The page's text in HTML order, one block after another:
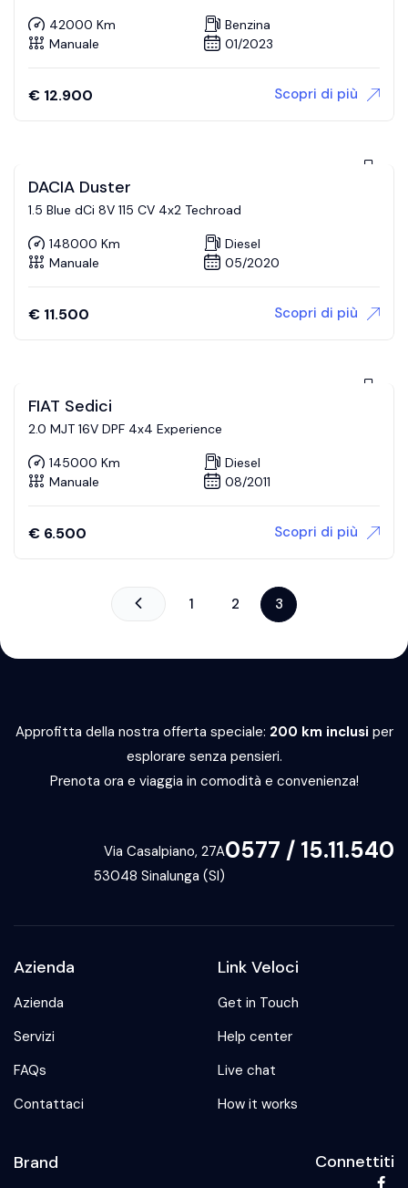
42000 Km
Benzina
Manuale
01/2023
€ 12.900 Scopri di più
DACIA Duster
1.5 Blue dCi 8V 115 CV 4x2 Techroad
148000 Km
Diesel
Manuale
05/2020
€ 11.500 Scopri di più
FIAT Sedici
2.0 MJT 16V DPF 4x4 Experience
145000 Km
Diesel
Manuale
08/2011
€ 6.500 Scopri di più
1 2 3
Approfitta della nostra offerta speciale: 200 km inclusi per
esplorare senza pensieri.
Prenota ora e viaggia in comodità e convenienza!
0577 / 15.11.540
Via Casalpiano, 27A
53048 Sinalunga (SI)
Azienda
Azienda
Servizi
FAQs
Contattaci
Link Veloci
Get in Touch
Help center
Live chat
How it works
Brand Connettiti